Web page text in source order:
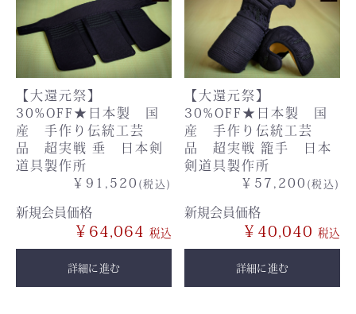
【大還元祭】
30%OFF★日本製 国
産 手作り伝統工芸
品 超実戦 垂 日本剣
道具製作所
￥91,520 (税込)
新規会員価格
￥64,064
詳細に進む
【大還元祭】
30%OFF★日本製 国
産 手作り伝統工芸
品 超実戦 籠手 日本
剣道具製作所
￥57,200 (税込)
新規会員価格
￥40,040
詳細に進む